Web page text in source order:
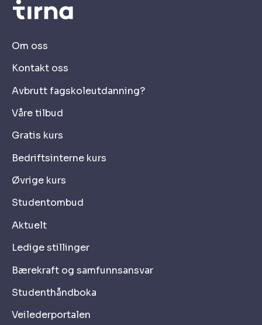
Om oss
Kontakt oss
Avbrutt fagskoleutdanning?
Våre tilbud
Gratis kurs
Bedriftsinterne kurs
Øvrige kurs
Studentombud
Aktuelt
Ledige stillinger
Bærekraft og samfunnsansvar
Studenthåndboka
Veilederportalen